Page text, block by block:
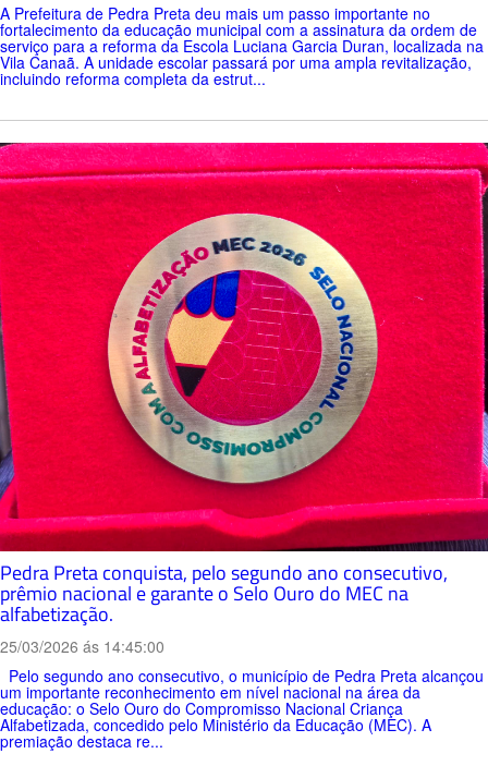
A Prefeitura de Pedra Preta deu mais um passo importante no
fortalecimento da educação municipal com a assinatura da ordem de
serviço para a reforma da Escola Luciana Garcia Duran, localizada na
Vila Canaã. A unidade escolar passará por uma ampla revitalização,
incluindo reforma completa da estrut...
Pedra Preta conquista, pelo segundo ano consecutivo,
prêmio nacional e garante o Selo Ouro do MEC na
alfabetização.
25/03/2026 ás 14:45:00
Pelo segundo ano consecutivo, o município de Pedra Preta alcançou
um importante reconhecimento em nível nacional na área da
educação: o Selo Ouro do Compromisso Nacional Criança
Alfabetizada, concedido pelo Ministério da Educação (MEC). A
premiação destaca re...